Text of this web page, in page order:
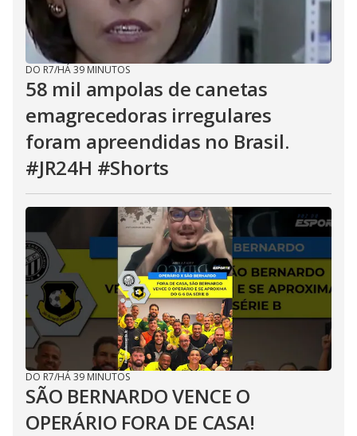
DO R7/HÁ 39 MINUTOS
58 mil ampolas de canetas
emagrecedoras irregulares
foram apreendidas no Brasil.
#JR24H #Shorts
DO R7/HÁ 39 MINUTOS
SÃO BERNARDO VENCE O
OPERÁRIO FORA DE CASA!